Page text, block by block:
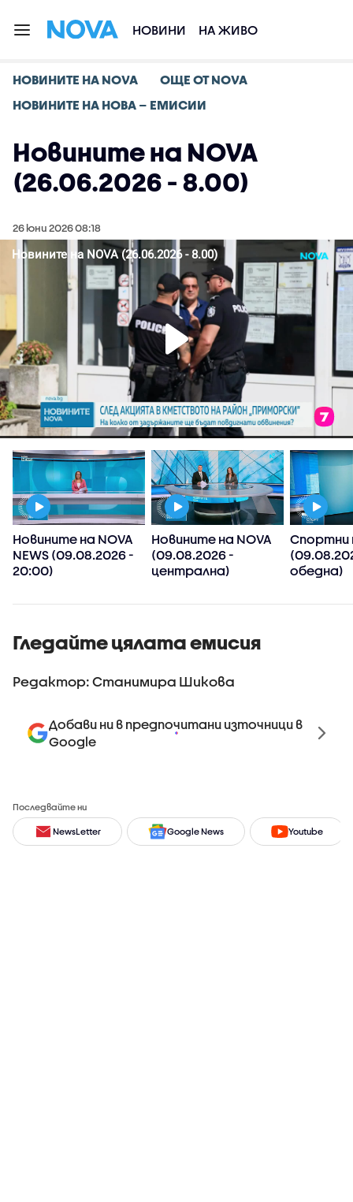
НОВИНИ НА ЖИВО
НОВИНИТЕ НА NOVA
ОЩЕ ОТ NOVA
НОВИНИТЕ НА НОВА – ЕМИСИИ
Новините на NOVA
(26.06.2026 - 8.00)
26 юни 2026 08:18
Новините на NOVA
NEWS (09.08.2026 -
20:00)
Новините на NOVA
(09.08.2026 -
централна)
Спортни
обедна)
Гледайте цялата емисия
Редактор: Станимира Шикова
Добави ни в предпочитани източници в
Google
Последвайте ни
NewsLetter Google News Youtube